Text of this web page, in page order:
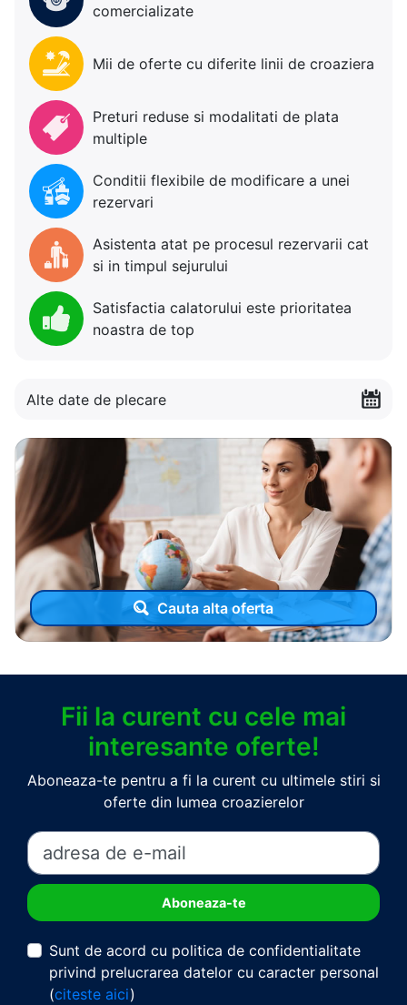
comercializate
Mii de oferte cu diferite linii de croaziera
Preturi reduse si modalitati de plata
multiple
Conditii flexibile de modificare a unei
rezervari
Asistenta atat pe procesul rezervarii cat
si in timpul sejurului
Satisfactia calatorului este prioritatea
noastra de top
Alte date de plecare
Cauta alta oferta
Fii la curent cu cele mai
interesante oferte!
Aboneaza-te pentru a fi la curent cu ultimele stiri si
oferte din lumea croazierelor
Sunt de acord cu politica de confidentialitate
privind prelucrarea datelor cu caracter personal
(citeste aici)